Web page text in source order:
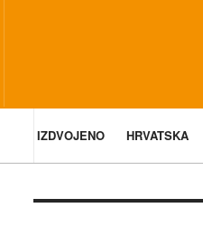
IZDVOJENO HRVATSKA